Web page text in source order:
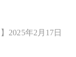
2025年2月17日